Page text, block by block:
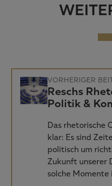
VORHERIGER
Reschs
Politik &
Das rhetorische
klar: Es sind
politisch um
Zukunft unserer
solche Momente